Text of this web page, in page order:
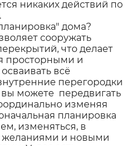
никаких действий по
дома?
сооружать
что делает
просторными и
всё
перегородки
можете передвигать
изменяя
планировка
изменяться, в
желаниями и новыми